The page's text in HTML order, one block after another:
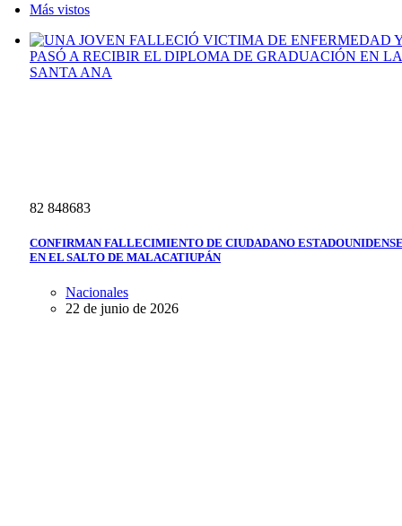
Más vistos
82 848683
CONFIRMAN FALLECIMIENTO DE CIUDADANO
EN EL SALTO DE MALACATIUPÁN
Nacionales
22 de junio de 2026